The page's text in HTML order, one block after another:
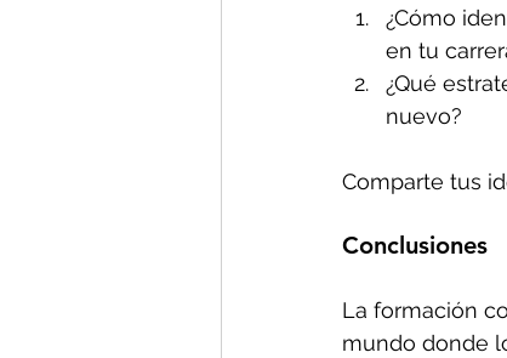
¿Cómo
en tu
¿Qué
nuevo?
Comparte tus
Conclusiones
La formación
mundo donde